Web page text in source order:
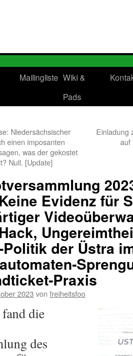
Mailingliste Wiki &
Pads
Niedersächsischer
einen imposanten
was der gekostet
Null. [Update]
Einladung
auf
Evidenz für
der Üstra
Praxis
2023 von freiheitsfoo
die
des